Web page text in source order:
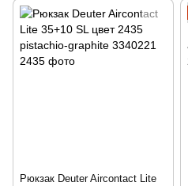
Рюкзак Deuter Aircontact Lite